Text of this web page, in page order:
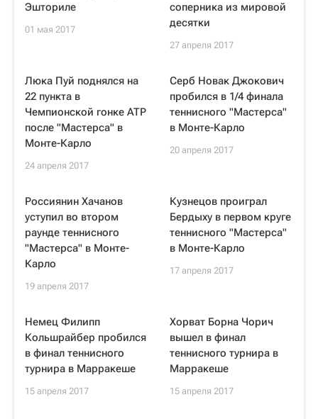
Эшториле
01 мая 2017
соперника из мировой
десятки
27 апреля 2017
Люка Пуй поднялся на
22 пункта в
Чемпионской гонке ATP
после "Мастерса" в
Монте-Карло
24 апреля 2017
Серб Новак Джокович
пробился в 1/4 финала
теннисного "Мастерса"
в Монте-Карло
20 апреля 2017
Россиянин Хачанов
уступил во втором
раунде теннисного
"Мастерса" в Монте-
Карло
19 апреля 2017
Кузнецов проиграл
Бердыху в первом круге
теннисного "Мастерса"
в Монте-Карло
17 апреля 2017
Немец Филипп
Кольшрайбер пробился
в финал теннисного
турнира в Марракеше
15 апреля 2017
Хорват Борна Чорич
вышел в финал
теннисного турнира в
Марракеше
15 апреля 2017